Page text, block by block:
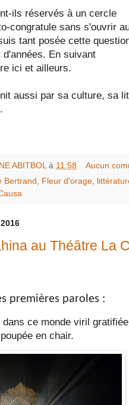
ils réservés à un cercle
congratule sans s'ouvrir
tant posée cette
En suivant
ici et ailleurs.
aussi par sa culture, sa
ABITBOL à 11:58
Aucun
Bertrand , Fleur d'orage,
au Théâtre La
premières paroles :
ce monde viril
en chair.